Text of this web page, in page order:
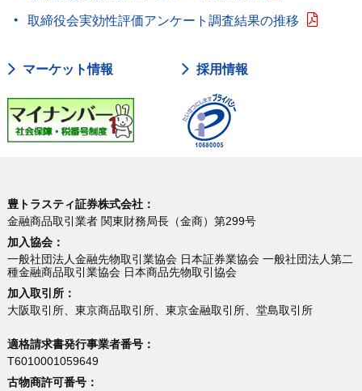
取締役会実効性評価アンケート調査結果の推移
マーケット情報 採用情報
豊トラスティ証券株式会社：
金融商品取引業者 関東財務局長（金商）第299号
加入協会：
一般社団法人金融先物取引業協会 日本証券業協会 一般社団法人第二
種金融商品取引業協会 日本商品先物取引協会
加入取引所：
大阪取引所、東京商品取引所、東京金融取引所、堂島取引所
適格請求書発行事業者番号：
T6010001059649
古物商許可番号：